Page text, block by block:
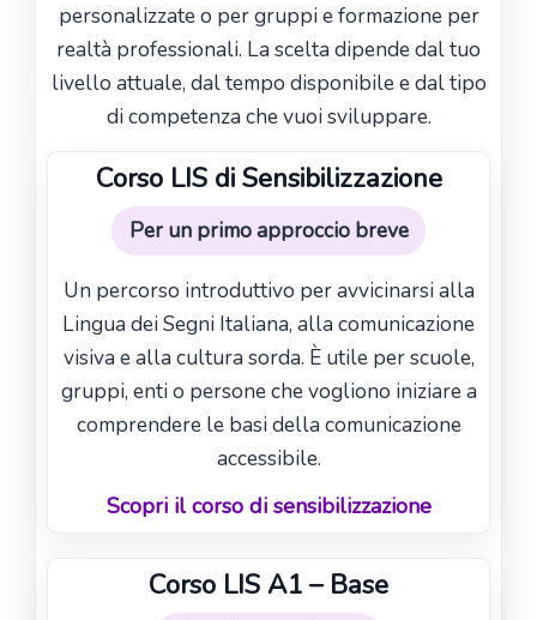
personalizzate o per gruppi e formazione per
realtà professionali. La scelta dipende dal tuo
livello attuale, dal tempo disponibile e dal tipo
di competenza che vuoi sviluppare.
Corso LIS di Sensibilizzazione
Per un primo approccio breve
Un percorso introduttivo per avvicinarsi alla
Lingua dei Segni Italiana, alla comunicazione
visiva e alla cultura sorda. È utile per scuole,
gruppi, enti o persone che vogliono iniziare a
comprendere le basi della comunicazione
accessibile.
Scopri il corso di sensibilizzazione
Corso LIS A1 – Base